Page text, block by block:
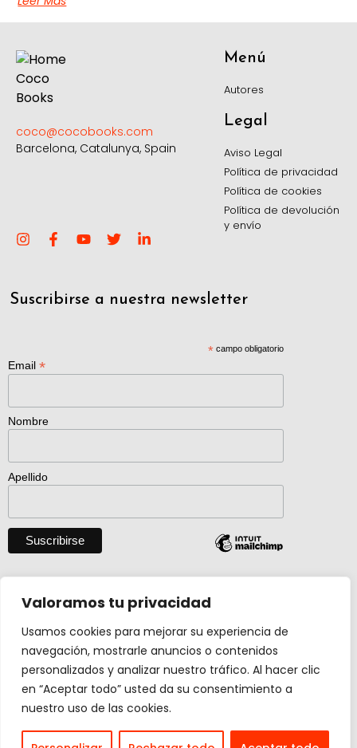
Valoramos tu privacidad
Usamos cookies para mejorar su experiencia de
navegación, mostrarle anuncios o contenidos
personalizados y analizar nuestro tráfico. Al hacer clic
en “Aceptar todo” usted da su consentimiento a
nuestro uso de las cookies.
coco@cocobooks.com
Barcelona, Catalunya, Spain
Menú
Autores
Legal
Aviso Legal
Política de privacidad
Política de cookies
Política de devolución
y envío
Suscribirse a nuestra newsletter
*campo obligatorio
Email *
Nombre
Apellido
Descargar catálogo entero en pdf
Actividad creada con el apoyo de
Ministerio Cultura y Deporte.